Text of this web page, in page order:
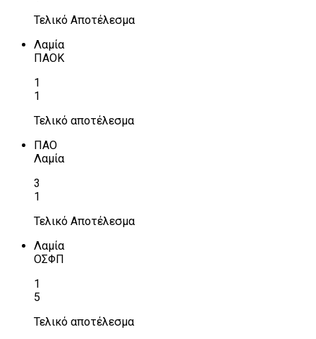
Τελικό Αποτέλεσμα
Λαμία
ΠΑΟΚ
1
1
Τελικό αποτέλεσμα
ΠΑΟ
Λαμία
3
1
Τελικό Αποτέλεσμα
Λαμία
ΟΣΦΠ
1
5
Τελικό αποτέλεσμα